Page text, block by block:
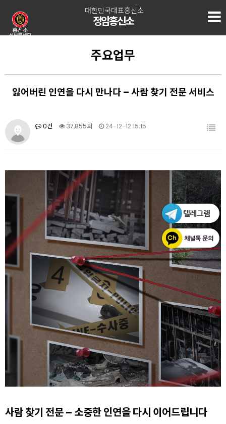
대한민국대표흥신소
정암흥신소
주요업무
잃어버린 인연을 다시 만나다 – 사람 찾기 전문 서비스
0건 37,855회 24-12-12 15:15
사람 찾기 전문 – 소중한 인연을 다시 이어드립니다